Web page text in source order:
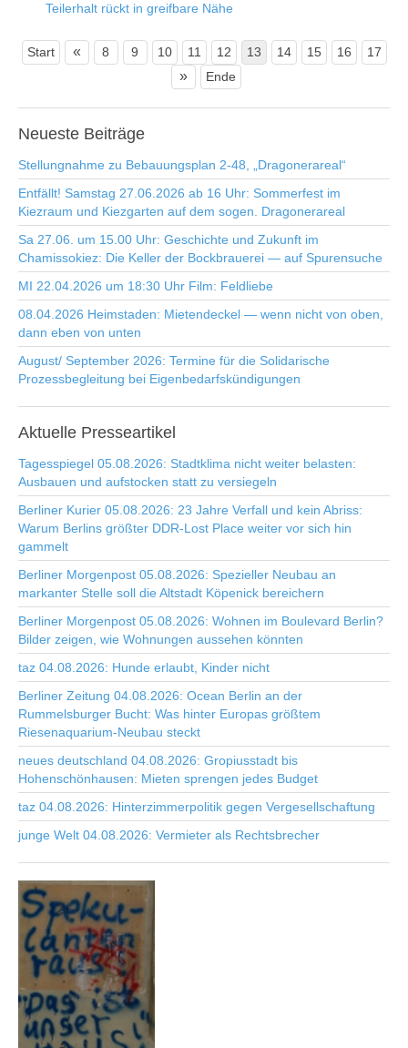
Teilerhalt rückt in greifbare Nähe
Start « 8 9 10 11 12 13 14 15 16 17
» Ende
Neueste Beiträge
Stellungnahme zu Bebauungsplan 2-48, „Dragonerareal“
Entfällt! Samstag 27.06.2026 ab 16 Uhr: Sommerfest im
Kiezraum und Kiezgarten auf dem sogen. Dragonerareal
Sa 27.06. um 15.00 Uhr: Geschichte und Zukunft im
Chamissokiez: Die Keller der Bockbrauerei — auf Spurensuche
MI 22.04.2026 um 18:30 Uhr Film: Feldliebe
08.04.2026 Heimstaden: Mietendeckel — wenn nicht von oben,
dann eben von unten
August/ September 2026: Termine für die Solidarische
Prozessbegleitung bei Eigenbedarfskündigungen
Aktuelle Presseartikel
Tagesspiegel 05.08.2026: Stadtklima nicht weiter belasten:
Ausbauen und aufstocken statt zu versiegeln
Berliner Kurier 05.08.2026: 23 Jahre Verfall und kein Abriss:
Warum Berlins größter DDR-Lost Place weiter vor sich hin
gammelt
Berliner Morgenpost 05.08.2026: Spezieller Neubau an
markanter Stelle soll die Altstadt Köpenick bereichern
Berliner Morgenpost 05.08.2026: Wohnen im Boulevard Berlin?
Bilder zeigen, wie Wohnungen aussehen könnten
taz 04.08.2026: Hunde erlaubt, Kinder nicht
Berliner Zeitung 04.08.2026: Ocean Berlin an der
Rummelsburger Bucht: Was hinter Europas größtem
Riesenaquarium-Neubau steckt
neues deutschland 04.08.2026: Gropiusstadt bis
Hohenschönhausen: Mieten sprengen jedes Budget
taz 04.08.2026: Hinterzimmerpolitik gegen Vergesellschaftung
junge Welt 04.08.2026: Vermieter als Rechtsbrecher